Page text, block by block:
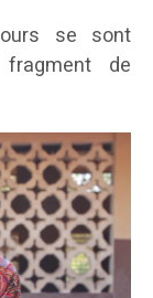
se sont
de